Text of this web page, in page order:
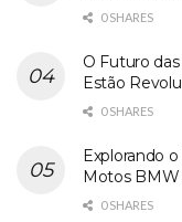
0 SHARES
O Futuro
Estão
0 SHARES
Explorando
Motos BMW
0 SHARES